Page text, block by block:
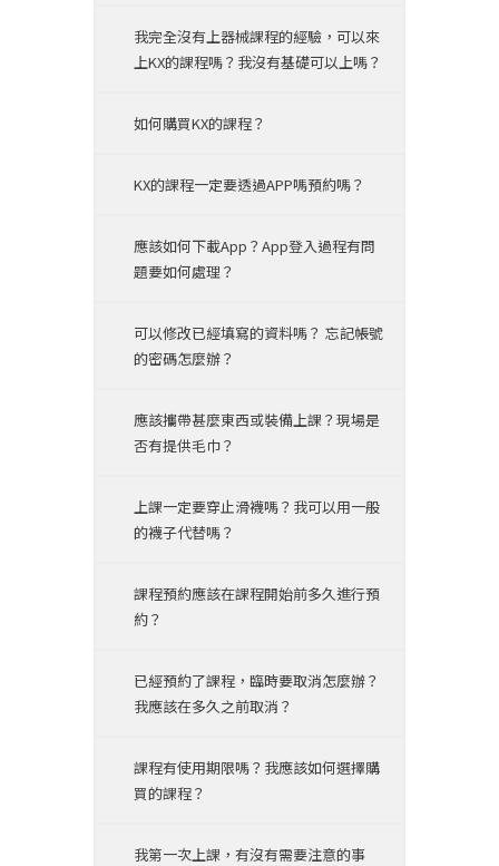
我完全沒有上器械課程的經驗，可以來
上KX的課程嗎？我沒有基礎可以上嗎？
如何購買KX的課程？
KX的課程一定要透過APP嗎預約嗎？
應該如何下載App？App登入過程有問
題要如何處理？
可以修改已經填寫的資料嗎？ 忘記帳號
的密碼怎麼辦？
應該攜帶甚麼東西或裝備上課？現場是
否有提供毛巾？
上課一定要穿止滑襪嗎？我可以用一般
的襪子代替嗎？
課程預約應該在課程開始前多久進行預
約？
已經預約了課程，臨時要取消怎麼辦？
我應該在多久之前取消？
課程有使用期限嗎？我應該如何選擇購
買的課程？
我第一次上課，有沒有需要注意的事